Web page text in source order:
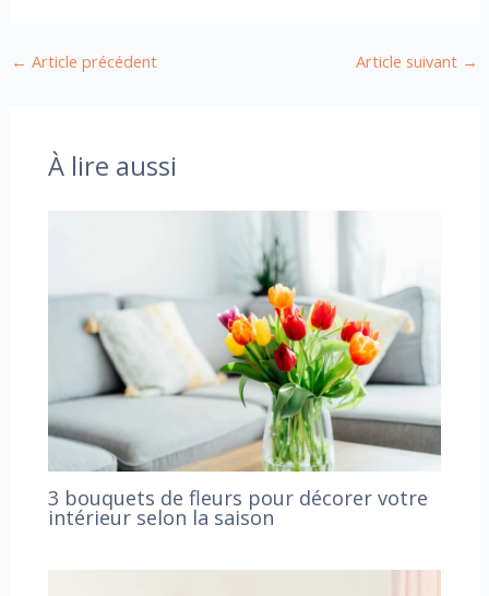
← Article précédent Article suivant →
À lire aussi
3 bouquets de fleurs pour décorer votre
intérieur selon la saison